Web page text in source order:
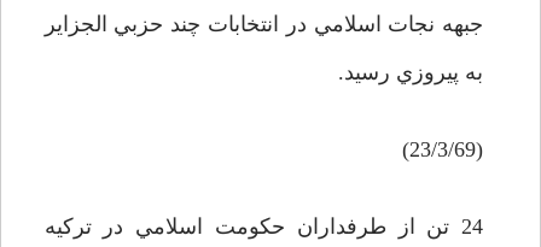
جبهه نجات اسلامي در انتخابات چند حزبي الجزاير
به پيروزي رسيد.
(23/3/69)
24 تن از طرفداران حکومت اسلامي در ترکيه